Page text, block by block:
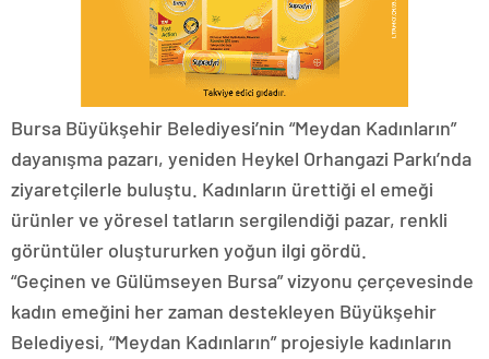
Bursa Büyükşehir Belediyesi’nin “Meydan Kadınların”
dayanışma pazarı, yeniden Heykel Orhangazi Parkı’nda
ziyaretçilerle buluştu. Kadınların ürettiği el emeği
ürünler ve yöresel tatların sergilendiği pazar, renkli
görüntüler oluştururken yoğun ilgi gördü.
“Geçinen ve Gülümseyen Bursa” vizyonu çerçevesinde
kadın emeğini her zaman destekleyen Büyükşehir
Belediyesi, “Meydan Kadınların” projesiyle kadınların